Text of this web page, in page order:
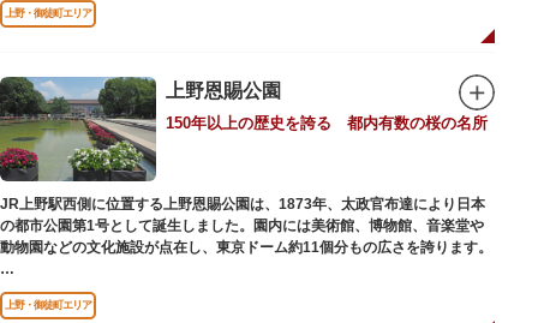
境内がつながっており、まるでひとつの神社かのように並んで鎮座していま
すが、それぞれ別々の由緒の独立した神社です。どちらの御朱印も五條天神
参拝は6:00～17:00（御朱印の授与は9:00～17:00）
上野・御徒町エリア
上野恩賜公園
150年以上の歴史を誇る 都内有数の桜の名所
JR上野駅西側に位置する上野恩賜公園は、1873年、太政官布達により日本
の都市公園第1号として誕生しました。園内には美術館、博物館、音楽堂や
動物園などの文化施設が点在し、東京ドーム約11個分もの広さを誇ります。
ソメイヨシノやヤマザクラなど約1,200本の桜が植えられた園内は、桜の名
所としても有名。シーズンにはライトアップされた夜桜が一層風情を添え、
上野・御徒町エリア